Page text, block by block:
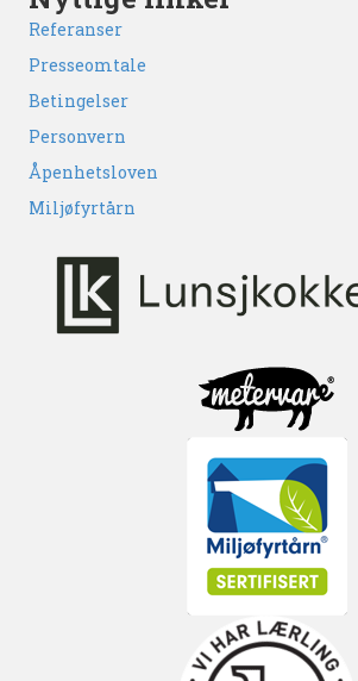
Referanser
Presseomtale
Betingelser
Personvern
Åpenhetsloven
Miljøfyrtårn